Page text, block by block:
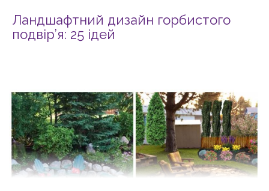
Ландшафтний дизайн горбистого
подвір’я: 25 ідей